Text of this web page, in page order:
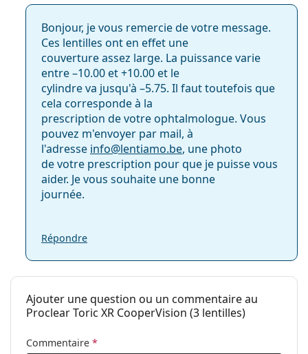
Bonjour, je vous remercie de votre message.
Ces lentilles ont en effet une
couverture assez large. La puissance varie
entre –10.00 et +10.00 et le
cylindre va jusqu'à –5.75. Il faut toutefois que
cela corresponde à la
prescription de votre ophtalmologue. Vous
pouvez m'envoyer par mail, à
l'adresse info@lentiamo.be, une photo
de votre prescription pour que je puisse vous
aider. Je vous souhaite une bonne
journée.
Répondre
Ajouter une question ou un commentaire au
Proclear Toric XR CooperVision (3 lentilles)
Commentaire *